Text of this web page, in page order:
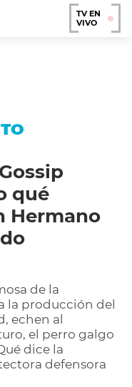
TV EN
VIVO
qué
Hermano
de la
la producción del
echen al
el perro galgo
dice la
defensora